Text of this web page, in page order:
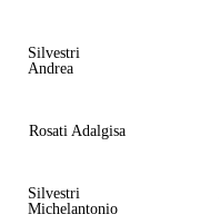
Silvestri
Andrea
Rosati Adalgisa
Silvestri
Michelantonio